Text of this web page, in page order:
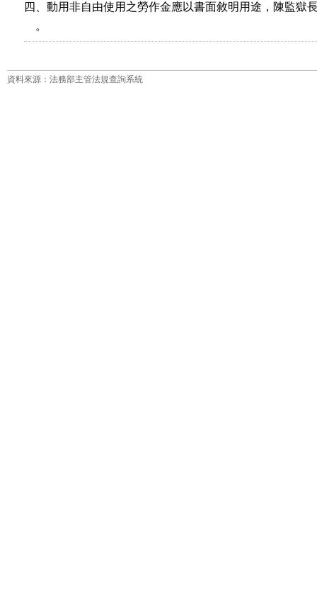
四、動用非自由使用之勞作金應以書面敘明用途，陳監獄
    。
資料來源：法務部主管法規查詢系統